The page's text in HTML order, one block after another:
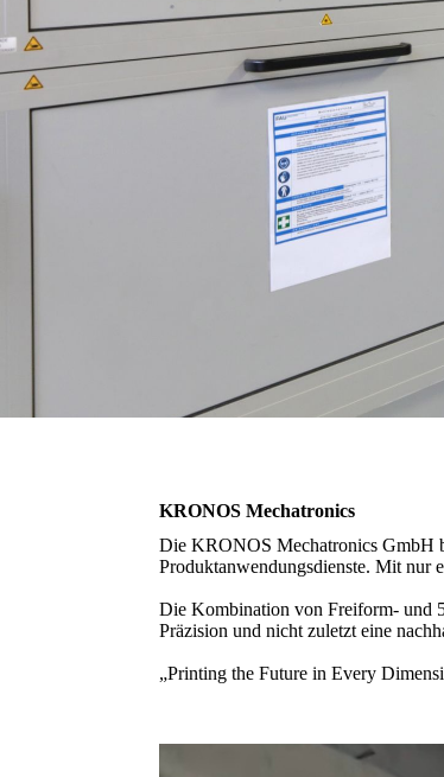
KRONOS Mechatronics
Die KRONOS Mechatronics GmbH
Produktanwendungsdienste. Mit nur
Die Kombination von Freiform- und
Präzision und nicht zuletzt eine
„Printing the Future in Every